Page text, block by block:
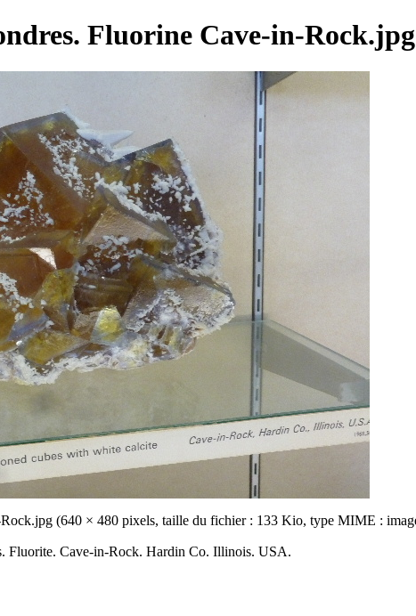
Fluorine Cave-in-Rock.jpg
(640 × 480 pixels, taille du fichier : 133 Kio, type MIME :
Fluorite. Cave-in-Rock. Hardin Co. Illinois. USA.